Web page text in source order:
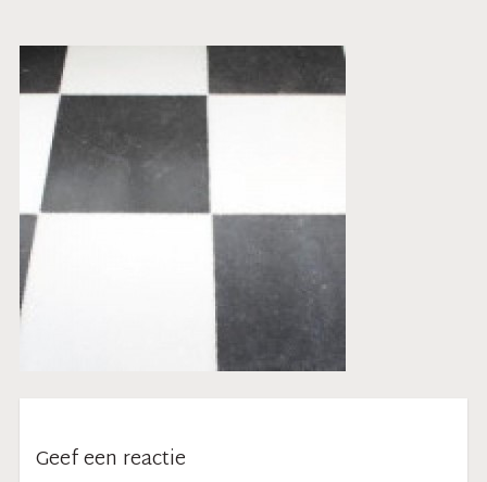
Geef een reactie